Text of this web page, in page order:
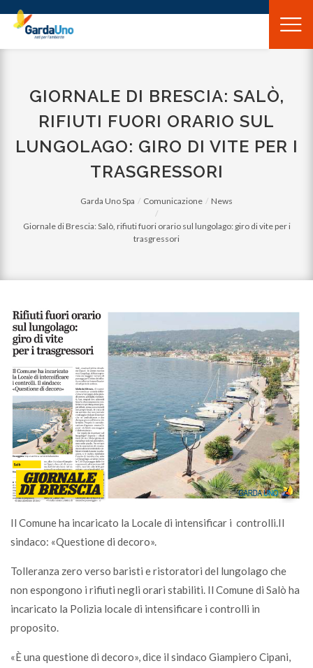
Gardauno
Spa
GIORNALE DI BRESCIA: SALÒ,
RIFIUTI FUORI ORARIO SUL
LUNGOLAGO: GIRO DI VITE PER I
TRASGRESSORI
Garda Uno Spa Comunicazione News
Giornale di Brescia: Salò, rifiuti fuori orario sul lungolago: giro di vite per i
trasgressori
Il Comune ha incaricato la Locale di intensificar i controlli.Il
sindaco: «Questione di decoro».
Tolleranza zero verso baristi e ristoratori del lungolago che
non espongono i rifiuti negli orari stabiliti. Il Comune di Salò ha
incaricato la Polizia locale di intensificare i controlli in
proposito.
«È una questione di decoro», dice il sindaco Giampiero Cipani,